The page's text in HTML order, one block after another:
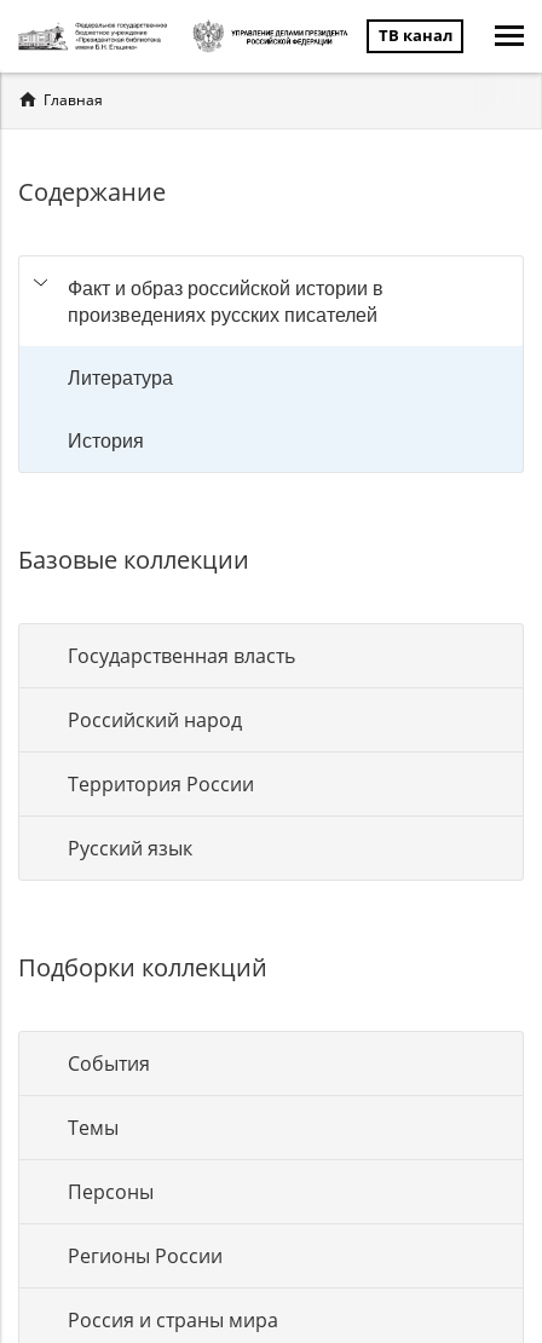
ТВ канал
Вы
здесь
Главная
Содержание
Факт и образ российской истории в
произведениях русских писателей
Литература
История
Базовые коллекции
Государственная власть
Российский народ
Территория России
Русский язык
Подборки коллекций
События
Темы
Персоны
Регионы России
Россия и страны мира